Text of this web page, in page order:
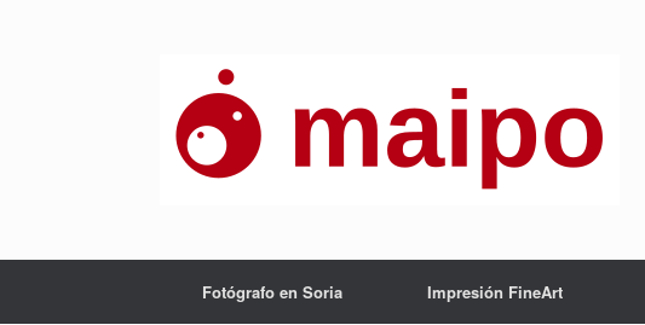
Fotógrafo en Soria Impresión FineArt